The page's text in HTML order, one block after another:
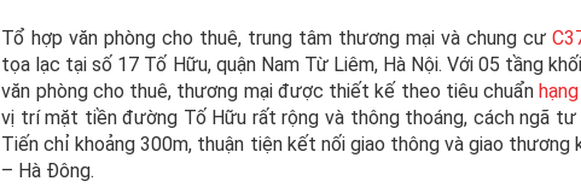
Tổ hợp văn phòng cho thuê, trung tâm thương mại và chung cư
tọa lạc tại số 17 Tố Hữu, quận Nam Từ Liêm, Hà Nội. Với 05 tầng
văn phòng cho thuê, thương mại được thiết kế theo tiêu chuẩn
vị trí mặt tiền đường Tố Hữu rất rộng và thông thoáng, cách ngã
Tiến chỉ khoảng 300m, thuận tiện kết nối giao thông và giao thương
– Hà Đông.